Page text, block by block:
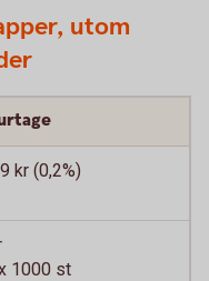
utom
kr (0,2%)
1000 st